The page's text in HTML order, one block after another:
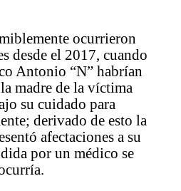
ocurrieron
desde el 2017, cuando
Antonio “N” habrían
madre de la víctima
su cuidado para
derivado de esto la
afectaciones a su
por un médico se